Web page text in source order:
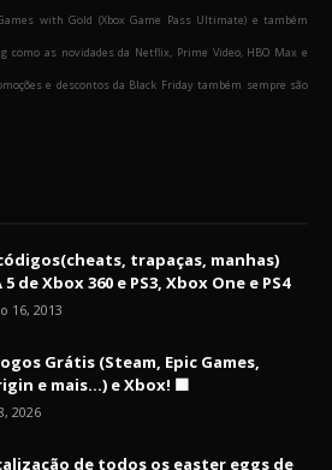
with Gold (Xbox Game Pass Ultimate) e também
como as novidades da Netflix, Prime Video, HBO Max e
e descontos da Black Friday também sempre são
trapaças, manhas)
de Xbox 360 e PS3, Xbox One e PS4
16, 2013
Grátis (Steam, Epic Games,
e mais...) e Xbox! 🟩
2026
de todos os easter eggs de